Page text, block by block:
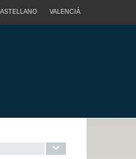
VALENCIÀ